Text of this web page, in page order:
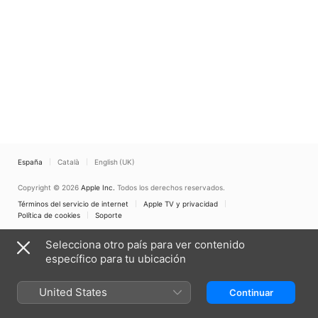
España Català English (UK)
Copyright © 2026 Apple Inc. Todos los derechos reservados.
Términos del servicio de internet
Apple TV y privacidad
Política de cookies
Soporte
Selecciona otro país para ver contenido
específico para tu ubicación
United States Continuar